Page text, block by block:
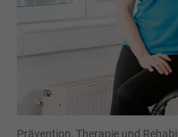
Prävention, Therapie und